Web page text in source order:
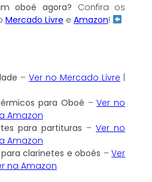
oboé agora? Confira os
Mercado Livre e Amazon!
–Ver no Mercado Livre |
para Oboé –Ver no
Amazon
para partituras –Ver no
Amazon
clarinetes e oboés –Ver
na Amazon